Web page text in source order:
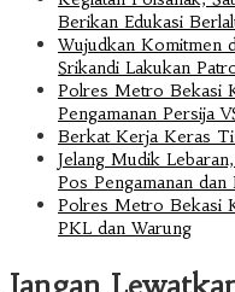
Berikan Edukasi
Wujudkan Komitmen
Srikandi Lakukan
Polres Metro Bekasi
Pengamanan Persija
Berkat Kerja Keras
Jelang Mudik
Pos Pengamanan dan
Polres Metro Bekasi
PKL dan Warung